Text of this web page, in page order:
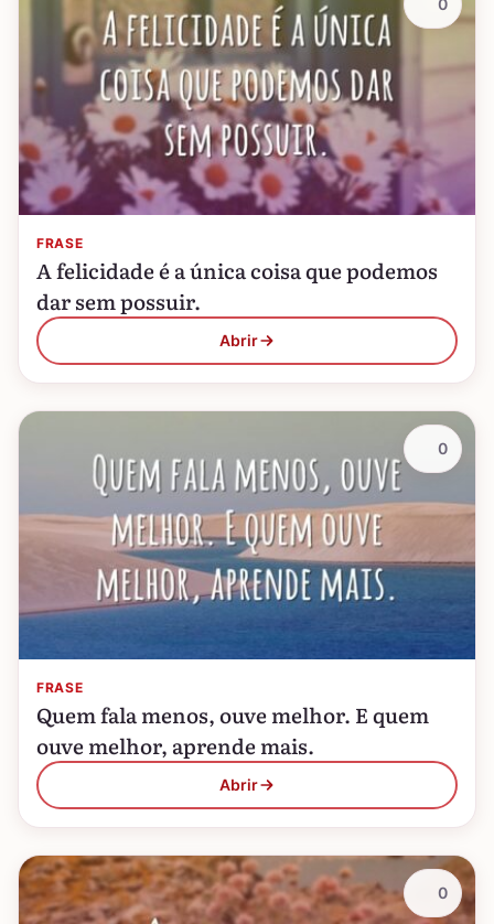
FRASE
A felicidade é a única coisa que podemos
dar sem possuir.
Abrir
0
FRASE
Quem fala menos, ouve melhor. E quem
ouve melhor, aprende mais.
Abrir
0
0